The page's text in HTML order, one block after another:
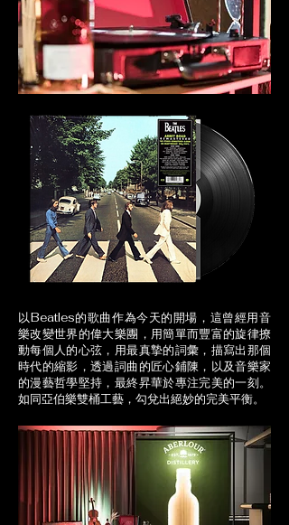
以Beatles的歌曲作為今天的開場，這曾經用音
樂改變世界的偉大樂團，用簡單而豐富的旋律撩
動每個人的心弦，用最真摯的詞彙，描寫出那個
時代的縮影，透過詞曲的匠心鋪陳，以及音樂家
的漫藝哲學堅持，最終昇華於專注完美的一刻。
如同亞伯樂雙桶工藝，勾兌出絕妙的完美平衡。